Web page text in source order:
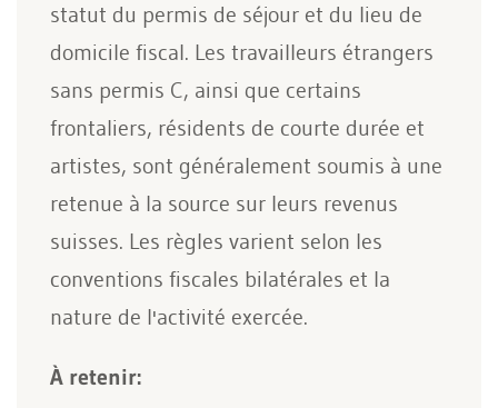
statut du permis de séjour et du lieu de
domicile fiscal. Les travailleurs étrangers
sans permis C, ainsi que certains
frontaliers, résidents de courte durée et
artistes, sont généralement soumis à une
retenue à la source sur leurs revenus
suisses. Les règles varient selon les
conventions fiscales bilatérales et la
nature de l'activité exercée.
À retenir: